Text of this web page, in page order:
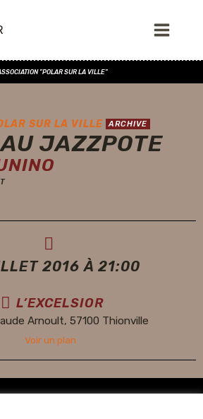
"POLAR SUR LA VILLE"
SUR LA VILLE ARCHIVE
JAZZPOTE
2016 À 21:00
L’EXCELSIOR
Arnoult, 57100 Thionville
Voir un plan